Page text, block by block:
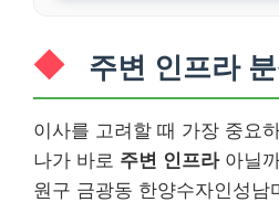
주변 인프라
이사를 고려할 때 가장 중요
나가 바로 주변 인프라아닐
원구 금광동 한양수자인성남